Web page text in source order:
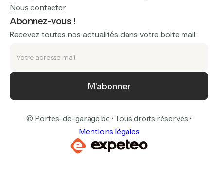
Nous contacter
Abonnez-vous !
Recevez toutes nos actualités dans votre boite mail.
© Portes-de-garage.be • Tous droits réservés •
Mentions légales